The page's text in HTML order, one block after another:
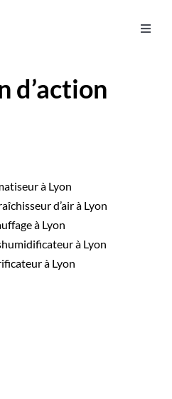
Toggle
18
d’action
à Lyon
d’air à Lyon
à Lyon
à Lyon
à Lyon